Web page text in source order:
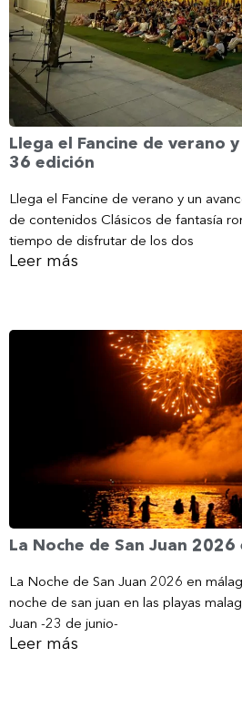
Llega el Fancine de verano
36 edición
Llega el Fancine de verano y un
de contenidos Clásicos de fantasía
tiempo de disfrutar de los dos
Leer más
La Noche de San Juan 2026
La Noche de San Juan 2026 en
noche de san juan en las playas
Juan -23 de junio-
Leer más